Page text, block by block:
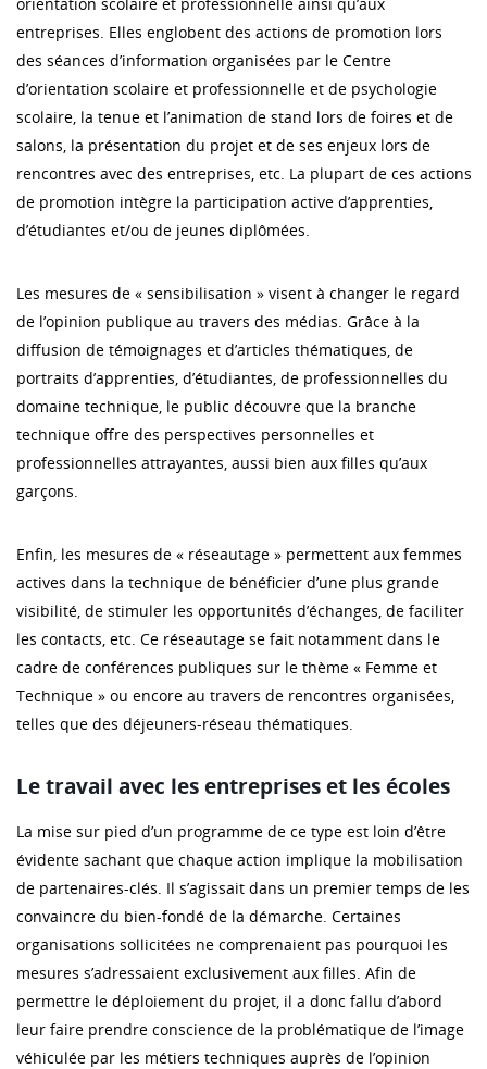
entreprises. Elles englobent des actions de promotion lors
des séances d’information organisées par le Centre
d’orientation scolaire et professionnelle et de psychologie
scolaire, la tenue et l’animation de stand lors de foires et de
salons, la présentation du projet et de ses enjeux lors de
rencontres avec des entreprises, etc. La plupart de ces actions
de promotion intègre la participation active d’apprenties,
d’étudiantes et/ou de jeunes diplômées.
Les mesures de « sensibilisation » visent à changer le regard
de l’opinion publique au travers des médias. Grâce à la
diffusion de témoignages et d’articles thématiques, de
portraits d’apprenties, d’étudiantes, de professionnelles du
domaine technique, le public découvre que la branche
technique offre des perspectives personnelles et
professionnelles attrayantes, aussi bien aux filles qu’aux
garçons.
Enfin, les mesures de « réseautage » permettent aux femmes
actives dans la technique de bénéficier d’une plus grande
visibilité, de stimuler les opportunités d’échanges, de faciliter
les contacts, etc. Ce réseautage se fait notamment dans le
cadre de conférences publiques sur le thème « Femme et
Technique » ou encore au travers de rencontres organisées,
telles que des déjeuners-réseau thématiques.
Le travail avec les entreprises et les écoles
La mise sur pied d’un programme de ce type est loin d’être
évidente sachant que chaque action implique la mobilisation
de partenaires-clés. Il s’agissait dans un premier temps de les
convaincre du bien-fondé de la démarche. Certaines
organisations sollicitées ne comprenaient pas pourquoi les
mesures s’adressaient exclusivement aux filles. Afin de
permettre le déploiement du projet, il a donc fallu d’abord
leur faire prendre conscience de la problématique de l’image
véhiculée par les métiers techniques auprès de l’opinion